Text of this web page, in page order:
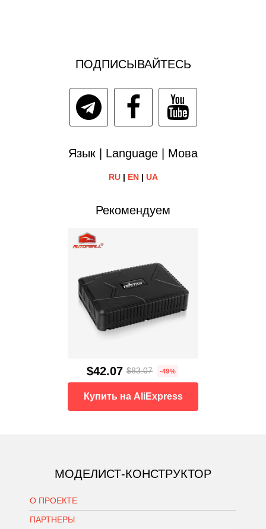
ПОДПИСЫВАЙТЕСЬ
Язык | Language | Мова
RU| EN| UA
Рекомендуем
$42.07 $83.07 -49%
Купить на AliExpress
МОДЕЛИСТ-КОНСТРУКТОР
О ПРОЕКТЕ
ПАРТНЕРЫ